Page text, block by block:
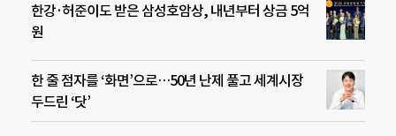
한강·허준이도 받은 삼성호암상, 내년부터 상금 5억
원
한 줄 점자를 ‘화면’으로…50년 난제 풀고 세계시장
두드린 ‘닷’